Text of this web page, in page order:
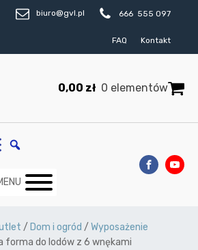
biuro@gvl.pl 666 555 097
FAQ Kontakt
0,00 zł 0 elementów
/ Dom i ogród / Wyposażenie
forma do lodów z 6 wnękami